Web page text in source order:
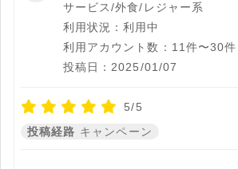
サービス/外食/レジャー系
利用状況：利用中
利用アカウント数：11件〜30件
投稿日：2025/01/07
5/5
投稿経路 キャンペーン